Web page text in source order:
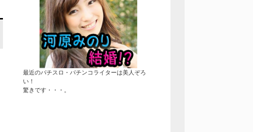
最近のパチスロ・パチンコライターは美人ぞろ
い！
驚きです・・・。